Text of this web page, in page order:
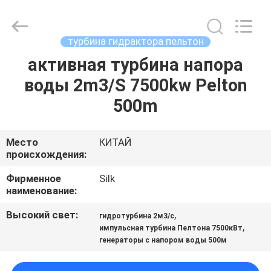
ДОМ
О
НАС
ПУТЕШЕСТВИЕ
ФАБРИКИ
ПРОВЕРКА
Services
турбина гидрактора пельтон
активная турбина напора
воды 2m3/S 7500kw Pelton
500m
Место
происхождения:
КИТАЙ
Фирменное
наименование:
Silk
Высокий свет: гидротурбина 2м3/с,
импульсная турбина Пелтона 7500кВт,
генераторы с напором воды 500м